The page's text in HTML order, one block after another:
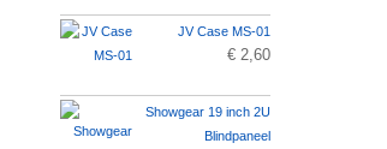
JV Case MS-01
€ 2,60
Showgear 19 inch 2U
Blindpaneel